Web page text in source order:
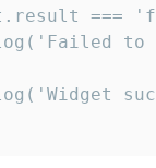
===
to